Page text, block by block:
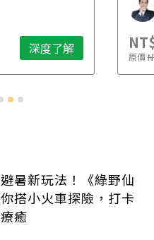
深度了解 原價
暑新玩法！《綠野仙
搭小火車探險，打卡
癒